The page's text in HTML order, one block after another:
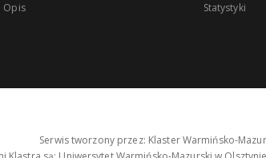
Opis
Statystyki
Serwis tworzony przez: Klaster Warmińsko-